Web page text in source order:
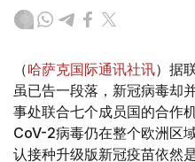
（哈萨克国际通讯社讯）据
虽已告一段落，新冠病毒却
事处联合七个成员国的合作
CoV-2病毒仍在整个欧洲区
认接种升级版新冠疫苗依然